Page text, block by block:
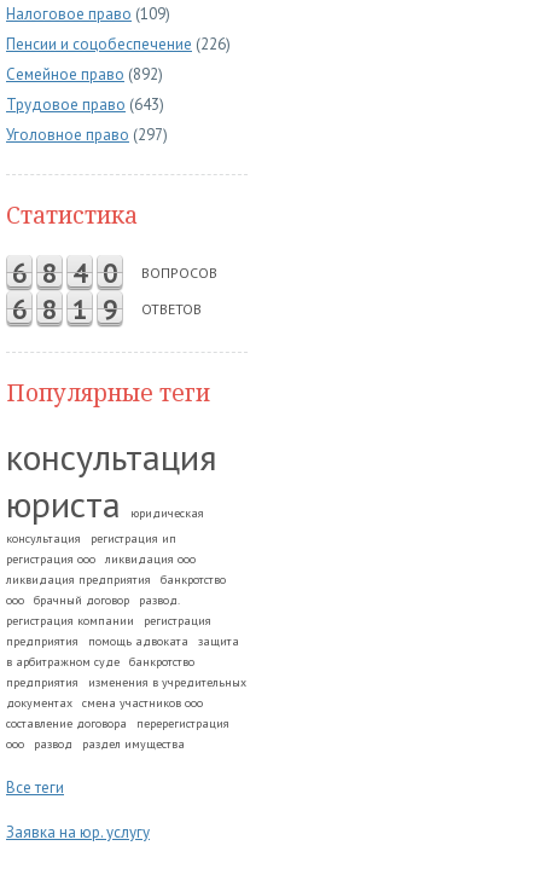
Налоговое право (109)
Пенсии и соцобеспечение (226)
Семейное право (892)
Трудовое право (643)
Уголовное право (297)
Статистика
6 8 4 0 ВОПРОСОВ
6 8 1 9 ОТВЕТОВ
Популярные теги
консультация
юриста
юридическая
консультация
регистрация ип
регистрация ооо
ликвидация ооо
ликвидация предприятия
банкротство
ооо
брачный договор
развод.
регистрация компании
регистрация
предприятия
помощь адвоката
защита
в арбитражном суде
банкротство
предприятия
изменения в учредительных
документах
смена участников ооо
составление договора
перерегистрация
ооо
развод раздел имущества
Все теги
Заявка на юр. услугу